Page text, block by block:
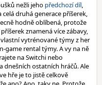
nežli jeho předchozí díl,
druhá generace příšerek,
hodně oblíbená, protože
znamená více zábavy,
vytrénované týmy z her
game rental týmy. A vy na ně
na Switchi nebo
dnešních ostatních hráčů. Ale
hře je to jistě celkově